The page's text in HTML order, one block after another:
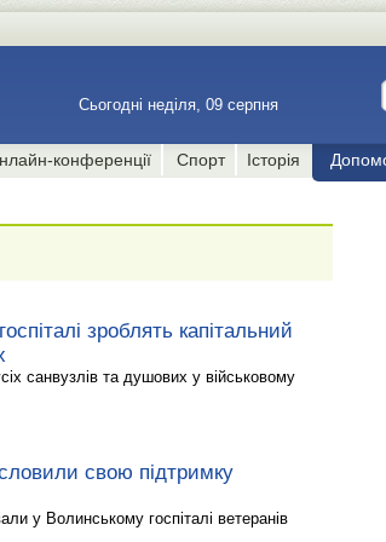
Сьогодні неділя, 09 серпня
конференції Спорт Історія
зроблять капітальний
санвузлів та душових у військовому
свою підтримку
у Волинському госпіталі ветеранів